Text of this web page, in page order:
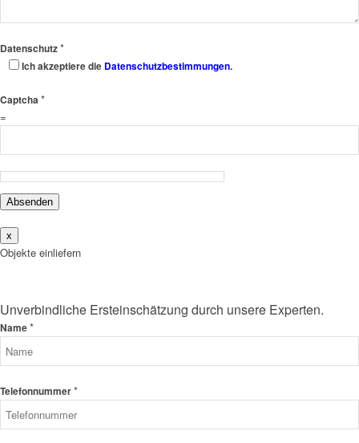
Datenschutz*
Ich akzeptiere die Datenschutzbestimmungen.
Captcha *
=
Absenden
x
Objekte einliefern
Unverbindliche Ersteinschätzung durch unsere Experten.
Name*
Telefonnummer*